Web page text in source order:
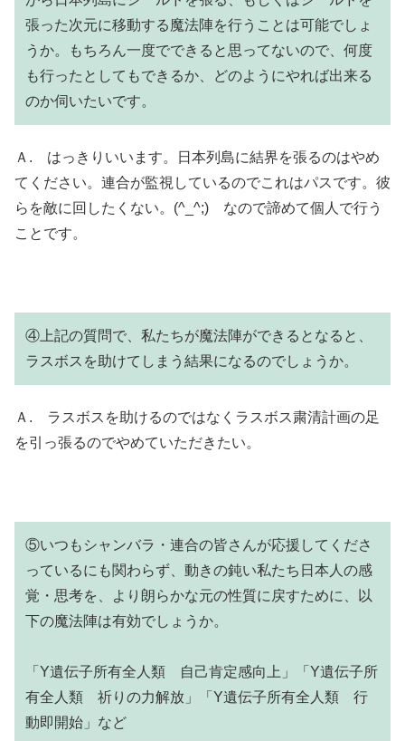
張った次元に移動する魔法陣を行うことは可能でしょ
うか。もちろん一度でできると思ってないので、何度
も行ったとしてもできるか、どのようにやれば出来る
のか伺いたいです。
Ａ. はっきりいいます。日本列島に結界を張るのはやめ
てください。連合が監視しているのでこれはパスです。彼
らを敵に回したくない。(^_^;) なので諦めて個人で行う
ことです。
④上記の質問で、私たちが魔法陣ができるとなると、
ラスボスを助けてしまう結果になるのでしょうか。
Ａ. ラスボスを助けるのではなくラスボス粛清計画の足
を引っ張るのでやめていただきたい。
⑤いつもシャンバラ・連合の皆さんが応援してくださ
っているにも関わらず、動きの鈍い私たち日本人の感
覚・思考を、より朗らかな元の性質に戻すために、以
下の魔法陣は有効でしょうか。
「Y遺伝子所有全人類 自己肯定感向上」「Y遺伝子所
有全人類 祈りの力解放」「Y遺伝子所有全人類 行
動即開始」など